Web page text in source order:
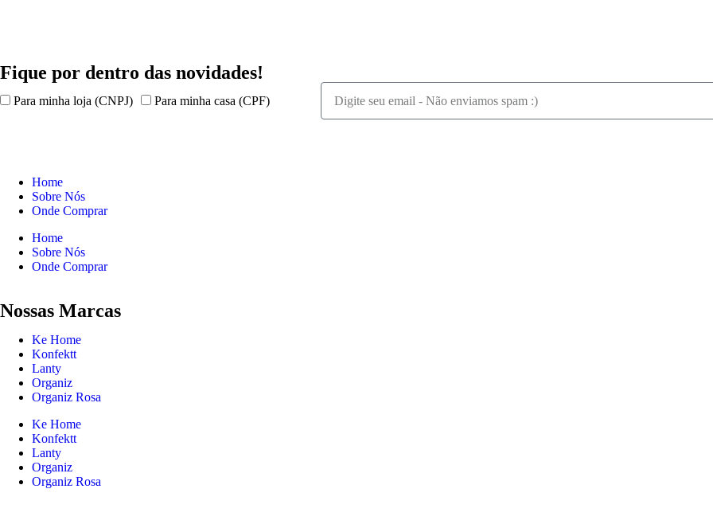
Fique por dentro das novidades!
Para minha loja (CNPJ) Para minha casa (CPF)
Home
Sobre Nós
Onde Comprar
Home
Sobre Nós
Onde Comprar
Nossas Marcas
Ke Home
Konfektt
Lanty
Organiz
Organiz Rosa
Ke Home
Konfektt
Lanty
Organiz
Organiz Rosa